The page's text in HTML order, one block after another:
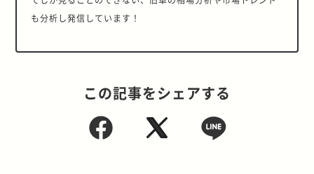
も分析し発信しています！
この記事をシェアする